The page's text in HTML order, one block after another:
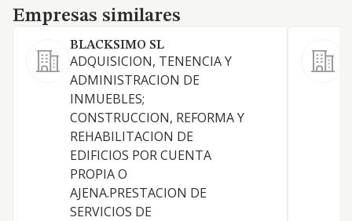
Empresas similares
Empresas similares
BLACKSIMO SL
ADQUISICION, TENENCIA Y
ADMINISTRACION DE
INMUEBLES;
CONSTRUCCION, REFORMA Y
REHABILITACION DE
EDIFICIOS POR CUENTA
PROPIA O
AJENA.PRESTACION DE
SERVICIOS DE